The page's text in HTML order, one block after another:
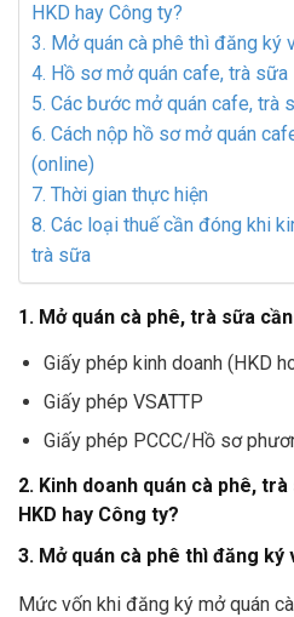
HKD hay Công ty?
3. Mở quán cà phê thì đăng ký
4. Hồ sơ mở quán cafe, trà sữa
5. Các bước mở quán cafe, trà
6. Cách nộp hồ sơ mở quán
(online)
7. Thời gian thực hiện
8. Các loại thuế cần đóng khi
trà sữa
1. Mở quán cà phê, trà sữa
Giấy phép kinh doanh (HKD
Giấy phép VSATTP
Giấy phép PCCC/Hồ sơ
2. Kinh doanh quán cà phê,
HKD hay Công ty?
3. Mở quán cà phê thì đăng ký
Mức vốn khi đăng ký mở quán